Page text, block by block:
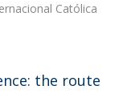
Católica
the route